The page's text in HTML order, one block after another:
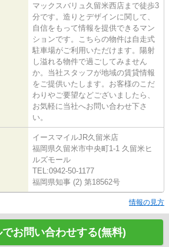
マックスバリュ久留米西店まで徒歩3
分です。造りとデザインに関して、
自信をもって情報を提供できるマン
ションです。こちらの物件は自走式
駐車場がご利用いただけます。陽射
し溢れる物件で過ごしてみません
か。当社スタッフが地域の賃貸情報
をご提供いたします。お客様のこだ
わりやご要望などございましたら、
お気軽に当社へお問い合わせ下さ
い。
イースマイルJR久留米店
福岡県久留米市中央町1-1 久留米ヒ
ルズモール
TEL:0942-50-1177
福岡県知事 (2) 第18562号
情報の見方
でお問い合わせする(無料)